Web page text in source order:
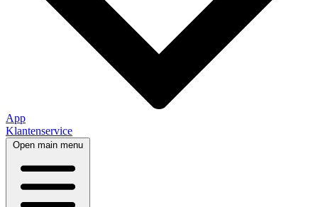
App
Klantenservice
Open main menu